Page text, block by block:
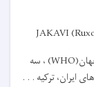
JAKAVI
(WHO)، سه
ایران، ترکیه . . .